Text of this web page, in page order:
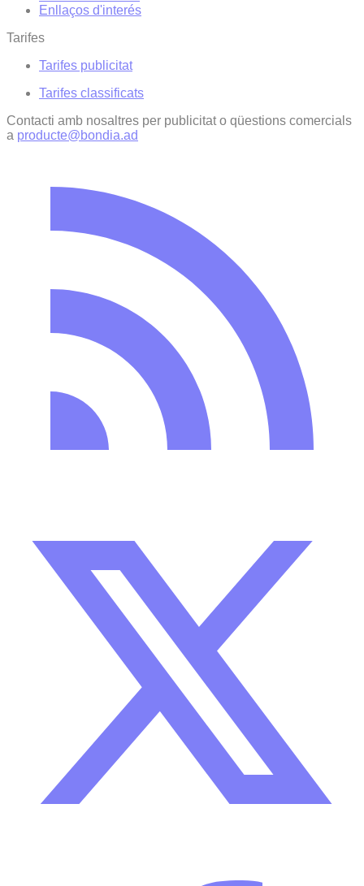
Enllaços d'interés
Tarifes
Tarifes publicitat
Tarifes classificats
Contacti amb nosaltres per publicitat o qüestions comercials
a producte@bondia.ad